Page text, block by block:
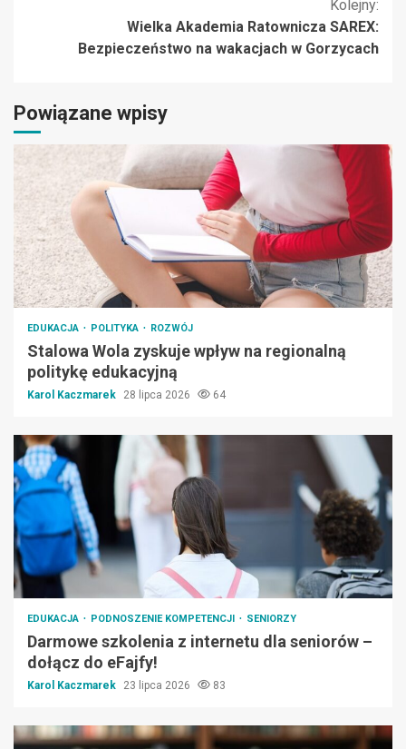
Kolejny:
Wielka Akademia Ratownicza SAREX:
Bezpieczeństwo na wakacjach w Gorzycach
Powiązane wpisy
EDUKACJA POLITYKA ROZWÓJ
Stalowa Wola zyskuje wpływ na regionalną
politykę edukacyjną
Karol Kaczmarek 28 lipca 2026 64
EDUKACJA PODNOSZENIE KOMPETENCJI SENIORZY
Darmowe szkolenia z internetu dla seniorów –
dołącz do eFajfy!
Karol Kaczmarek 23 lipca 2026 83